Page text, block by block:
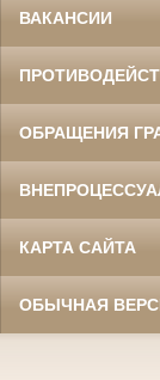
ВАКАНСИИ
ОБРАЩЕНИЯ
КАРТА САЙТА
ОБЫЧНАЯ